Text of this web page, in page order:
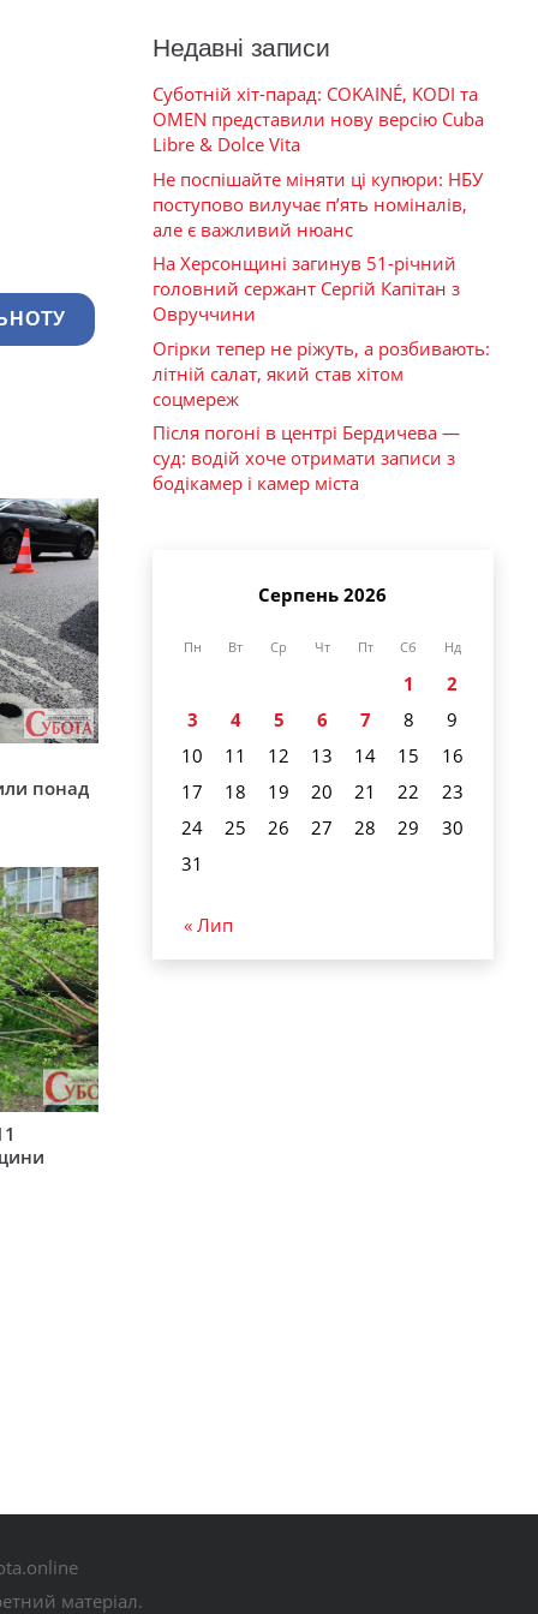
понад
Недавні записи
Суботній хіт-парад: COKAINÉ, KODI та
OMEN представили нову версію Cuba
Libre & Dolce Vita
Не поспішайте міняти ці купюри: НБУ
поступово вилучає п’ять номіналів,
але є важливий нюанс
На Херсонщині загинув 51-річний
головний сержант Сергій Капітан з
Овруччини
Огірки тепер не ріжуть, а розбивають:
літній салат, який став хітом
соцмереж
Після погоні в центрі Бердичева —
суд: водій хоче отримати записи з
бодікамер і камер міста
Серпень 2026
Пн Вт Ср Чт Пт Сб Нд
1
2
3
4 5 6 7 8
9
10
11 12 13 14 15
16
17
18 19 20 21 22
23
24
25 26 27 28 29
30
31
« Лип
матеріал.